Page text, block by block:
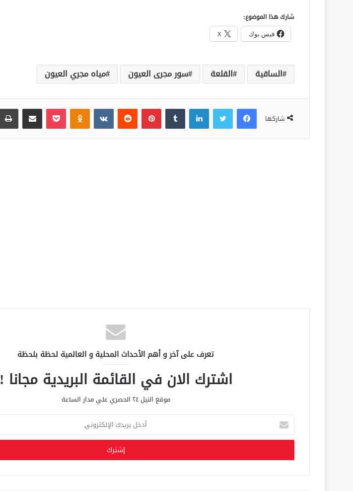
شارك هذا الموضوع:
فيس بوك X
الساقية القلعة سور مجرى العيون مياه مجري العيون
شاركها
فيسبوك لينكدإن بينتيريست بوكيت
تعرف على آخر و أهم الأحداث المحلية و العالمية لحظة بلحظة
اشترك الان في القائمة البريدية مجانا !
موقع النيل ٢٤ الحصري علي مدار الساعة
خ
ب